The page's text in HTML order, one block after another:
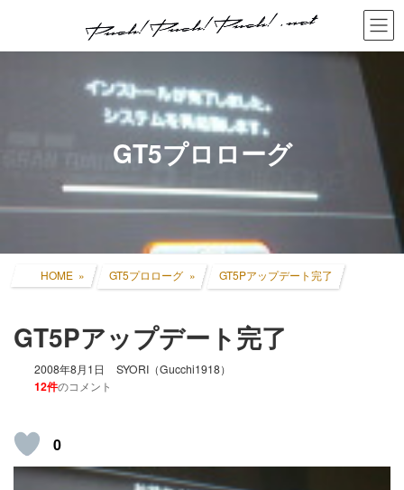
GT5プロローグ
HOME GT5プロローグ GT5Pアップデート完了
GT5Pアップデート完了
2008年8月1日 SYORI（Gucchi1918）
12件のコメント
0